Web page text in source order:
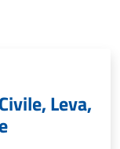
Leva,